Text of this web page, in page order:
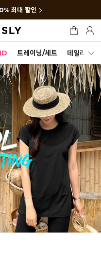
최대 할인
트레이닝/세트 데일리세트